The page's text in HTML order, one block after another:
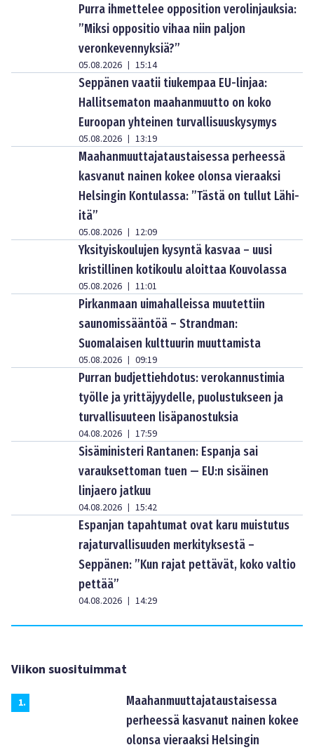
Purra ihmettelee opposition verolinjauksia:
”Miksi oppositio vihaa niin paljon
veronkevennyksiä?”
05.08.2026 | 15:14
Seppänen vaatii tiukempaa EU-linjaa:
Hallitsematon maahanmuutto on koko
Euroopan yhteinen turvallisuuskysymys
05.08.2026 | 13:19
Maahanmuuttajataustaisessa perheessä
kasvanut nainen kokee olonsa vieraaksi
Helsingin Kontulassa: ”Tästä on tullut Lähi-
itä”
05.08.2026 | 12:09
Yksityiskoulujen kysyntä kasvaa – uusi
kristillinen kotikoulu aloittaa Kouvolassa
05.08.2026 | 11:01
Pirkanmaan uimahalleissa muutettiin
saunomissääntöä – Strandman:
Suomalaisen kulttuurin muuttamista
05.08.2026 | 09:19
Purran budjettiehdotus: verokannustimia
työlle ja yrittäjyydelle, puolustukseen ja
turvallisuuteen lisäpanostuksia
04.08.2026 | 17:59
Sisäministeri Rantanen: Espanja sai
varauksettoman tuen — EU:n sisäinen
linjaero jatkuu
04.08.2026 | 15:42
Espanjan tapahtumat ovat karu muistutus
rajaturvallisuuden merkityksestä –
Seppänen: ”Kun rajat pettävät, koko valtio
pettää”
04.08.2026 | 14:29
Viikon suosituimmat
1.
Maahanmuuttajataustaisessa
perheessä kasvanut nainen kokee
olonsa vieraaksi Helsingin